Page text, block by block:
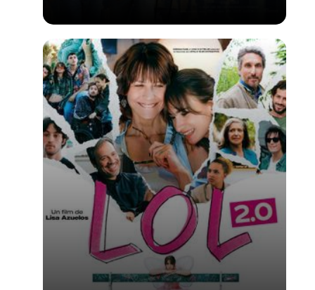
Film réalisé par Anthony Marciano
Voir la fiche du film